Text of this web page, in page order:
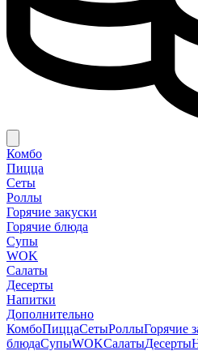
Комбо
Пицца
Сеты
Роллы
Горячие закуски
Горячие блюда
Супы
WOK
Салаты
Десерты
Напитки
Дополнительно
КомбоПиццаСетыРоллыГорячие
блюдаСупыWOKСалатыДесерты